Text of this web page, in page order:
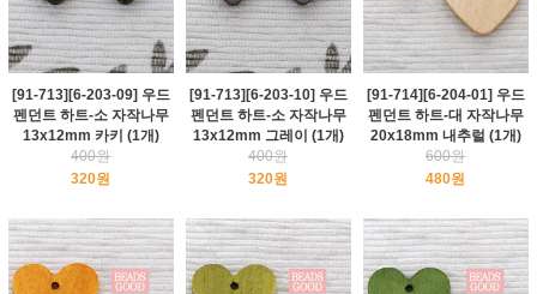
[91-713][6-203-09] 우드
펜던트 하트-소 자작나무
13x12mm 카키 (1개)
400원
320원
[91-713][6-203-10] 우드
펜던트 하트-소 자작나무
13x12mm 그레이 (1개)
400원
320원
[91-714][6-204-01] 우드
펜던트 하트-대 자작나무
20x18mm 내추럴 (1개)
600원
480원